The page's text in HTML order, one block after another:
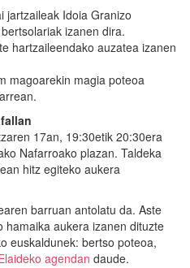
jartzaileak Idoia Granizo
izanen dira.
hartzaileendako auzatea izanen
magoarekin magia poteoa
17an, 19:30etik 20:30era
Nafarroako plazan. Taldeka
hitz egiteko aukera
barruan antolatu da. Aste
hamaika aukera izanen dituzte
euskaldunek: bertso poteoa,
agendan daude.